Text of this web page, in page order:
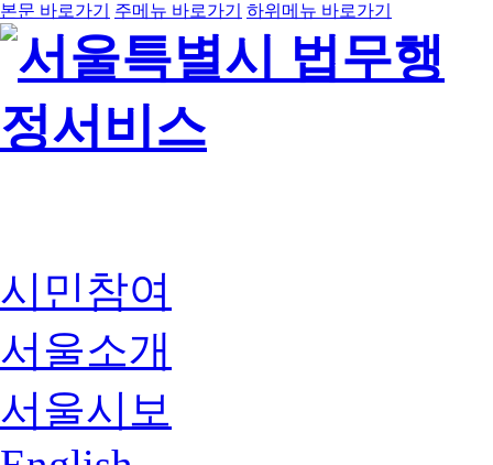
본문 바로가기 주메뉴 바로가기 하위메뉴 바로가기
시민참여
서울소개
서울시보